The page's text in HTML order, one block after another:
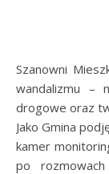
Szanowni Mieszkańcy, w ostatnim czasie nasiliły się akty
wandalizmu –
drogowe oraz
Jako Gmina
kamer
po